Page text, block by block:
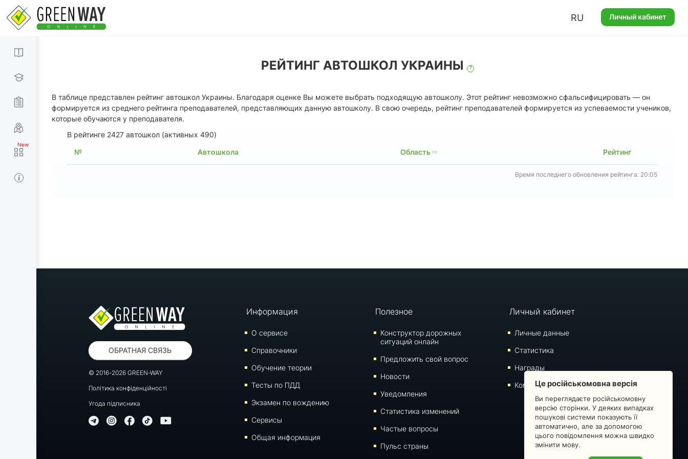
RU Личный кабинет
РЕЙТИНГ АВТОШКОЛ УКРАИНЫ ?
В таблице представлен рейтинг автошкол Украины. Благодаря оценке Вы можете выбрать подходящую автошколу. Этот рейтинг невозможно сфальсифицировать — он
формируется из среднего рейтинга преподавателей, представляющих данную автошколу. В свою очередь, рейтинг преподавателей формируется из успеваемости учеников,
которые обучаются у преподавателя.
В рейтинге 2427 автошкол (активных 490)
№
Автошкола Область Рейтинг
Время последнего обновления рейтинга: 20:05
ОБРАТНАЯ СВЯЗЬ
© 2016-2026 GREEN-WAY
Політика конфіденційності
Угода підписника
Информация
О сервисе
Справочники
Обучение теории
Тесты по ПДД
Экзамен по вождению
Сервисы
Общая информация
Полезное
Конструктор дорожных
ситуаций онлайн
Предложить свой вопрос
Новости
Уведомления
Статистика изменений
Частые вопросы
Пульс страны
Личный кабинет
Личные данные
Статистика
Награды
Комментарии
Це російськомовна версія
Ви переглядаєте російськомовну
версію сторінки. У деяких випадках
пошукові системи показують її
автоматично, але за допомогою
цього повідомлення можна швидко
змінити мову.